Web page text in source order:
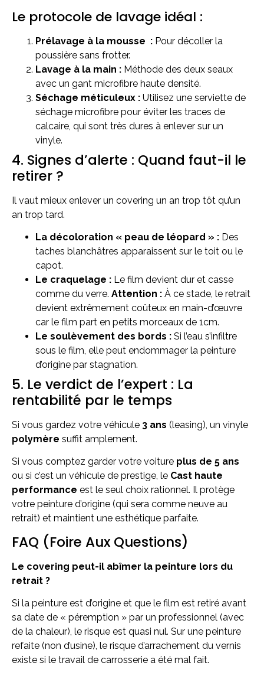
Le protocole de lavage idéal :
Prélavage à la mousse : Pour décoller la
poussière sans frotter.
Lavage à la main : Méthode des deux seaux
avec un gant microfibre haute densité.
Séchage méticuleux : Utilisez une serviette de
séchage microfibre pour éviter les traces de
calcaire, qui sont très dures à enlever sur un
vinyle.
4. Signes d’alerte : Quand faut-il le
retirer ?
Il vaut mieux enlever un covering un an trop tôt qu’un
an trop tard.
La décoloration « peau de léopard » : Des
taches blanchâtres apparaissent sur le toit ou le
capot.
Le craquelage : Le film devient dur et casse
comme du verre. Attention : À ce stade, le retrait
devient extrêmement coûteux en main-d’œuvre
car le film part en petits morceaux de 1cm.
Le soulèvement des bords : Si l’eau s’infiltre
sous le film, elle peut endommager la peinture
d’origine par stagnation.
5. Le verdict de l’expert : La
rentabilité par le temps
Si vous gardez votre véhicule 3 ans (leasing), un vinyle
polymère suffit amplement.
Si vous comptez garder votre voiture plus de 5 ans
ou si c’est un véhicule de prestige, le Cast haute
performance est le seul choix rationnel. Il protège
votre peinture d’origine (qui sera comme neuve au
retrait) et maintient une esthétique parfaite.
FAQ (Foire Aux Questions)
Le covering peut-il abîmer la peinture lors du
retrait ?
Si la peinture est d’origine et que le film est retiré avant
sa date de « péremption » par un professionnel (avec
de la chaleur), le risque est quasi nul. Sur une peinture
refaite (non d’usine), le risque d’arrachement du vernis
existe si le travail de carrosserie a été mal fait.